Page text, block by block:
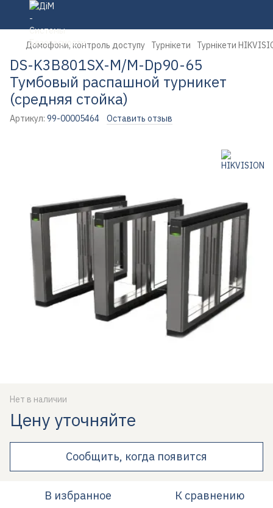
Домофони, контроль доступу Турнікети Турнікети
DS-K3B801SX-M/M-Dp90-65
Тумбовый распашной турникет
(cредняя стойка)
Артикул: 99-00005464 Оставить отзыв
Нет в наличии
Цену уточняйте
Сообщить, когда появится
В избранное К сравнению